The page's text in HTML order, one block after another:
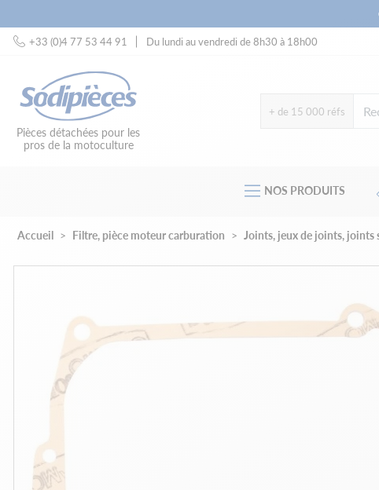
+33 (0)4 77 53 44 91
Du lundi au vendredi de 8h30 à 18h00
Pièces détachées pour les
pros de la motoculture
+ de 15 000 réfs
NOS PRODUITS
Accueil Filtre, pièce moteur carburation Joints, jeux de joints, joints